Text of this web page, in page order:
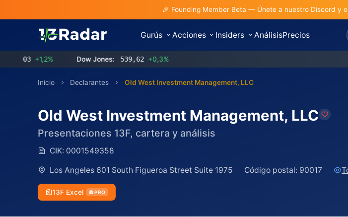
🎉 Founding Member Beta — Únete a nuestro Discord y
Gurús Acciones Insiders AnálisisPrecios
+1,2% Dow Jones: 539,62 +0,3%
Inicio Declarantes Old West Investment Management, LLC
Old West Investment Management, LLC
Presentaciones 13F, cartera y análisis
CIK: 0001549358
Los Angeles 601 South Figueroa Street Suite 1975 Código postal: 90017
13F Excel PRO